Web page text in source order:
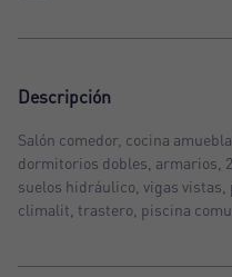
Descripción
Salón comedor, cocina
dormitorios dobles, armarios,
suelos hidráulico, vigas vistas,
climalit, trastero, piscina